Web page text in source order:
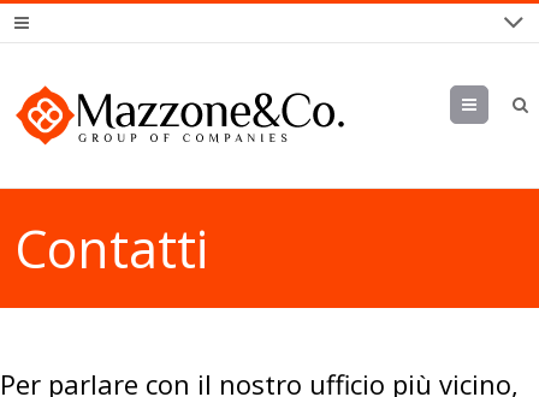
Menu
Contatti
Per parlare con il nostro ufficio più vicino,